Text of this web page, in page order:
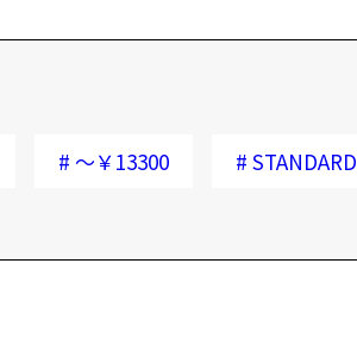
# ～￥13300 # STANDARD